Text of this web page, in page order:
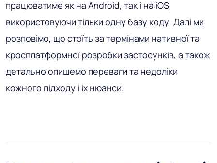
працюватиме як на Android, так і на iOS,
використовуючи тільки одну базу коду. Далі ми
розповімо, що стоїть за термінами нативної та
кросплатформної розробки застосунків, а також
детально опишемо переваги та недоліки
кожного підходу і іх нюанси.